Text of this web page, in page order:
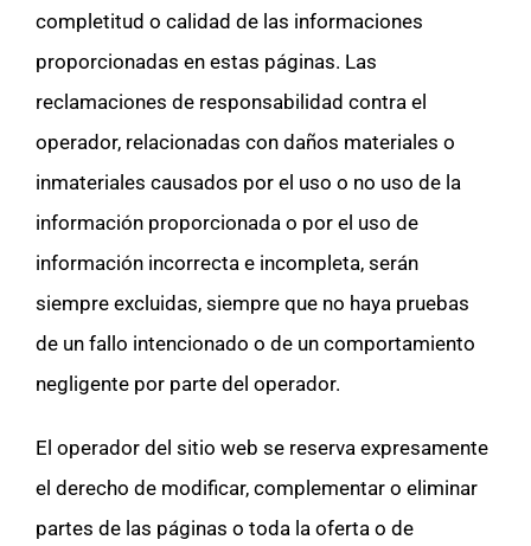
completitud o calidad de las informaciones
proporcionadas en estas páginas. Las
reclamaciones de responsabilidad contra el
operador, relacionadas con daños materiales o
inmateriales causados por el uso o no uso de la
información proporcionada o por el uso de
información incorrecta e incompleta, serán
siempre excluidas, siempre que no haya pruebas
de un fallo intencionado o de un comportamiento
negligente por parte del operador.
El operador del sitio web se reserva expresamente
el derecho de modificar, complementar o eliminar
partes de las páginas o toda la oferta o de